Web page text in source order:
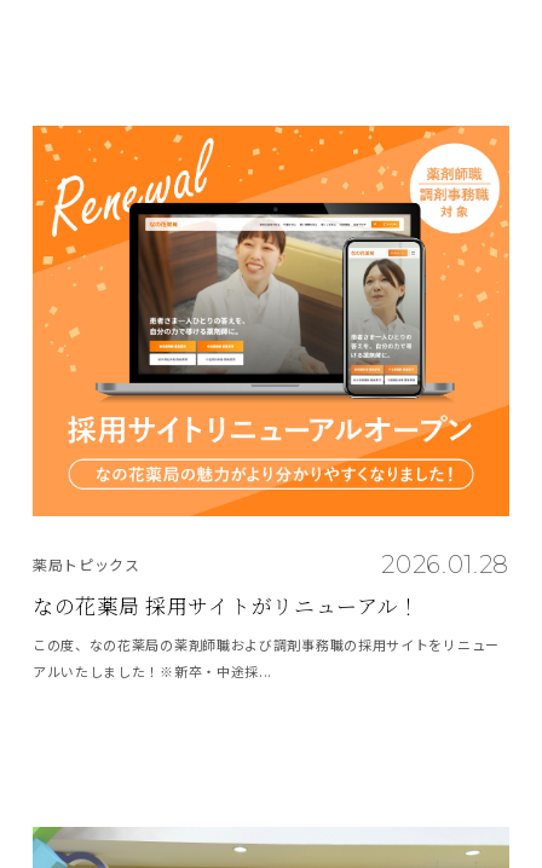
2026.01.28
薬局トピックス
なの花薬局 採用サイトがリニューアル！
この度、なの花薬局の薬剤師職および調剤事務職の採用サイトをリニュー
アルいたしました！※新卒・中途採...